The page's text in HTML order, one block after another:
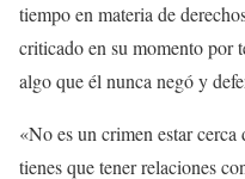
tiempo en materia de
criticado en su momento por
algo que él nunca negó y
«No es un crimen estar
tienes que tener relaciones